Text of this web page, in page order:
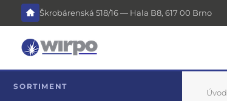
Škrobárenská 518/16 — Hala B8, 617 00 Brno
SORTIMENT
Úvod